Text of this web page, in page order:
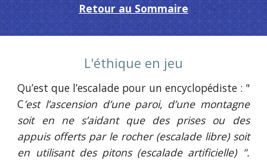
Retour au Sommaire
L'éthique en jeu
Qu’est que l’escalade pour un encyclopédiste : "
C’est l’ascension d’une paroi, d’une montagne
soit en ne s’aidant que des prises ou des
appuis offerts par le rocher (escalade libre) soit
en utilisant des pitons (escalade artificielle) ".